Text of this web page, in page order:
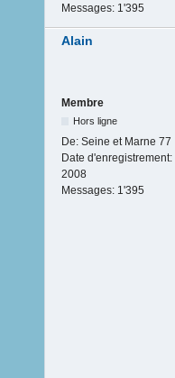
Messages: 1'395
Alain
Membre
Hors ligne
De: Seine et Marne 77
Date d'enregistrement:
2008
Messages: 1'395